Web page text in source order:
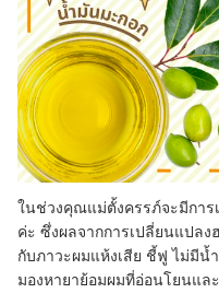
ในช่วงคุณแม่ตั้งครรภ์จะมีกา
ค่ะ ซึ่งผลจากการเปลี่ยนแปล
กับภาวะผมแห้งเสีย ชี้ฟู ไม่มีน้
มองหายาย้อมผมที่อ่อนโยนแล